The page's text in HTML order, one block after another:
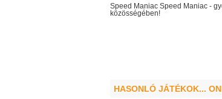
Speed Maniac -
Speed Maniac
közösségében!
HASONLÓ JÁTÉKOK...